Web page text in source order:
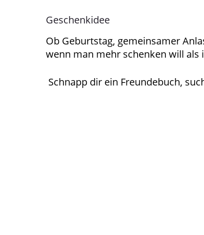
Geschenkidee
Ob Geburtstag, gemeinsamer
wenn man mehr schenken will als
Schnapp dir ein Freundebuch,